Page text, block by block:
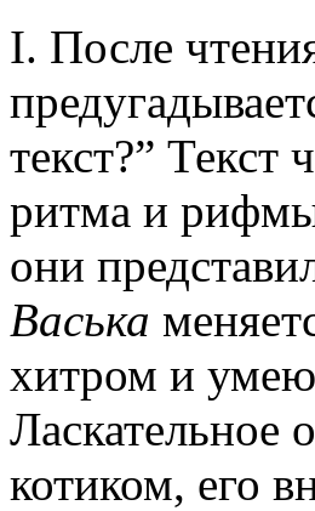
I. После
текст?” Текст
ритма и
они
Васька
хитром и
Ласкательное
котиком, его